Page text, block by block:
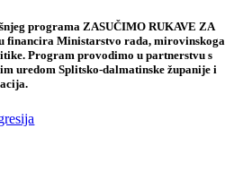
programa ZASUČIMO RUKAVE ZA
financira Ministarstvo rada, mirovinskoga
Program provodimo u partnerstvu s
uredom Splitsko-dalmatinske županije i